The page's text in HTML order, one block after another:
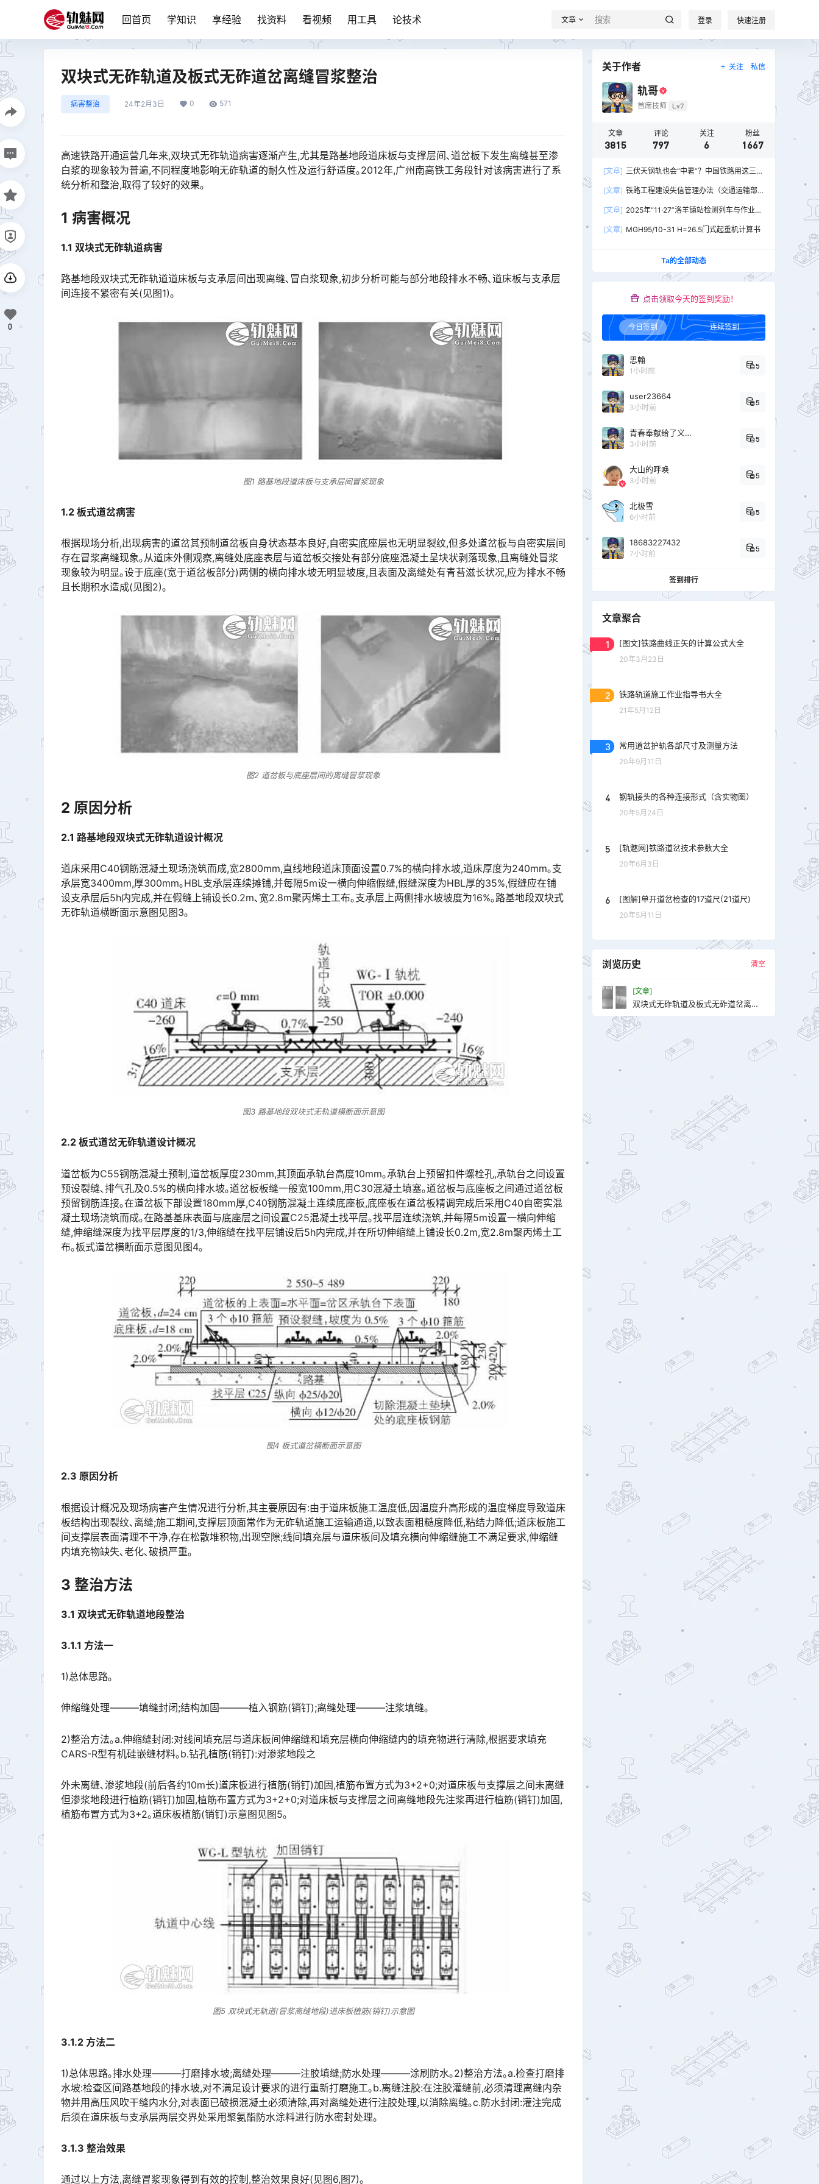
回首页 学知识 享经验 找资料 看视频 用工具 论技术 文章 登录 快速注册
双块式无砟轨道及板式无砟道岔离缝冒浆整治
病害整治 24年2月3日 0 571
高速铁路开通运营几年来,双块式无砟轨道病害逐渐产生,尤其是路基地段道床板与支撑层间､道岔板下发生离缝甚至渗
白浆的现象较为普遍,不同程度地影响无砟轨道的耐久性及运行舒适度｡2012年,广州南高铁工务段针对该病害进行了系
统分析和整治,取得了较好的效果｡󠅅󠅃󠄵󠅂󠄪󠇖󠆨󠆨󠇕󠆞󠆒󠅬󠇘󠆭󠆘󠇙󠆝󠅵󠇗󠆭󠆁󠄐󠇗󠅹󠅸󠇖󠆍󠅳󠇖󠅹󠅰󠇖󠆌󠅹
1 病害概况
1.1 双块式无砟轨道病害
路基地段双块式无砟轨道道床板与支承层间出现离缝､冒白浆现象,初步分析可能与部分地段排水不畅､道床板与支承层
间连接不紧密有关(见图1)｡
图1 路基地段道床板与支承层间冒浆现象
1.2 板式道岔病害
根据现场分析,出现病害的道岔其预制道岔板自身状态基本良好,自密实底座层也无明显裂纹,但多处道岔板与自密实层间
存在冒浆离缝现象｡从道床外侧观察,离缝处底座表层与道岔板交接处有部分底座混凝土呈块状剥落现象,且离缝处冒浆
现象较为明显｡设于底座(宽于道岔板部分)两侧的横向排水坡无明显坡度,且表面及离缝处有青苔滋长状况,应为排水不畅
且长期积水造成(见图2)｡󠅅󠅃󠄵󠅂󠄪󠇖󠆨󠆨󠇕󠆞󠆒󠅬󠇘󠆭󠆘󠇙󠆝󠅵󠇗󠆭󠆁󠄐󠇗󠅹󠅸󠇖󠆍󠅳󠇖󠅹󠅰󠇖󠆌󠅹
图2 道岔板与底座层间的离缝冒浆现象
2 原因分析
2.1 路基地段双块式无砟轨道设计概况
道床采用C40钢筋混凝土现场浇筑而成,宽2800mm,直线地段道床顶面设置0.7%的横向排水坡,道床厚度为240mm｡支
承层宽3400mm,厚300mm｡HBL支承层连续摊铺,并每隔5m设一横向伸缩假缝,假缝深度为HBL厚的35%,假缝应在铺
设支承层后5h内完成,并在假缝上铺设长0.2m､宽2.8m聚丙烯土工布｡支承层上两侧排水坡坡度为16%｡路基地段双块式
无砟轨道横断面示意图见图3｡󠅅󠅃󠄵󠅂󠄪󠇖󠆨󠆨󠇕󠆞󠆒󠅬󠇘󠆭󠆘󠇙󠆝󠅵󠇗󠆭󠆁󠄐󠇗󠅹󠅸󠇖󠆍󠅳󠇖󠅹󠅰󠇖󠆌󠅹
图3 路基地段双块式无轨道横断面示意图
2.2 板式道岔无砟轨道设计概况
道岔板为C55钢筋混凝土预制,道岔板厚度230mm,其顶面承轨台高度10mm｡承轨台上预留扣件螺栓孔,承轨台之间设置
预设裂缝､排气孔及0.5%的横向排水坡｡道岔板板缝一般宽100mm,用C30混凝土填塞｡道岔板与底座板之间通过道岔板
预留钢筋连接｡在道岔板下部设置180mm厚,C40钢筋混凝土连续底座板,底座板在道岔板精调完成后采用C40自密实混
凝土现场浇筑而成｡在路基基床表面与底座层之间设置C25混凝土找平层｡找平层连续浇筑,并每隔5m设置一横向伸缩
缝,伸缩缝深度为找平层厚度的1/3,伸缩缝在找平层铺设后5h内完成,并在所切伸缩缝上铺设长0.2m,宽2.8m聚丙烯土工
布｡板式道岔横断面示意图见图4｡󠅅󠅃󠄵󠅂󠄪󠇖󠆨󠆨󠇕󠆞󠆒󠅬󠇘󠆭󠆘󠇙󠆝󠅵󠇗󠆭󠆁󠄐󠇗󠅹󠅸󠇖󠆍󠅳󠇖󠅹󠅰󠇖󠆌󠅹
图4 板式道岔横断面示意图
2.3 原因分析
根据设计概况及现场病害产生情况进行分析,其主要原因有:由于道床板施工温度低,因温度升高形成的温度梯度导致道床
板结构出现裂纹､离缝;施工期间,支撑层顶面常作为无砟轨道施工运输通道,以致表面粗糙度降低,粘结力降低;道床板施工
间支撑层表面清理不干净,存在松散堆积物,出现空隙;线间填充层与道床板间及填充横向伸缩缝施工不满足要求,伸缩缝
内填充物缺失､老化､破损严重｡󠅅󠅃󠄵󠅂󠄪󠇖󠆨󠆨󠇕󠆞󠆒󠅬󠇘󠆭󠆘󠇙󠆝󠅵󠇗󠆭󠆁󠄐󠇗󠅹󠅸󠇖󠆍󠅳󠇖󠅹󠅰󠇖󠆌󠅹
3 整治方法
3.1 双块式无砟轨道地段整治
3.1.1 方法一
1)总体思路｡
伸缩缝处理———填缝封闭;结构加固———植入钢筋(销钉);离缝处理———注浆填缝｡
2)整治方法｡a.伸缩缝封闭:对线间填充层与道床板间伸缩缝和填充层横向伸缩缝内的填充物进行清除,根据要求填充
CARS-R型有机硅嵌缝材料｡b.钻孔植筋(销钉):对渗浆地段之󠅅󠅃󠄵󠅂󠄪󠇖󠆨󠆨󠇕󠆞󠆒󠅬󠇘󠆭󠆘󠇙󠆝󠅵󠇗󠆭󠆁󠄐󠇗󠅹󠅸󠇖󠆍󠅳󠇖󠅹󠅰󠇖󠆌󠅹
外未离缝､渗浆地段(前后各约10m长)道床板进行植筋(销钉)加固,植筋布置方式为3+2+0;对道床板与支撑层之间未离缝
但渗浆地段进行植筋(销钉)加固,植筋布置方式为3+2+0;对道床板与支撑层之间离缝地段先注浆再进行植筋(销钉)加固,
植筋布置方式为3+2｡道床板植筋(销钉)示意图见图5｡󠅅󠅃󠄵󠅂󠄪󠇖󠆨󠆨󠇕󠆞󠆒󠅬󠇘󠆭󠆘󠇙󠆝󠅵󠇗󠆭󠆁󠄐󠇗󠅹󠅸󠇖󠆍󠅳󠇖󠅹󠅰󠇖󠆌󠅹
图5 双块式无轨道(冒浆离缝地段)道床板植筋(销钉)示意图
3.1.2 方法二
1)总体思路｡排水处理———打磨排水坡;离缝处理———注胶填缝;防水处理———涂刷防水｡2)整治方法｡a.检查打磨排
水坡:检查区间路基地段的排水坡,对不满足设计要求的进行重新打磨施工｡b.离缝注胶:在注胶灌缝前,必须清理离缝内杂
物并用高压风吹干缝内水分,对表面已破损混凝土必须清除,再对离缝处进行注胶处理,以消除离缝｡c.防水封闭:灌注完成
后须在道床板与支承层两层交界处采用聚氨酯防水涂料进行防水密封处理｡󠅅󠅃󠄵󠅂󠄪󠇖󠆨󠆨󠇕󠆞󠆒󠅬󠇘󠆭󠆘󠇙󠆝󠅵󠇗󠆭󠆁󠄐󠇗󠅹󠅸󠇖󠆍󠅳󠇖󠅹󠅰󠇖󠆌󠅹
3.1.3 整治效果
通过以上方法,离缝冒浆现象得到有效的控制,整治效果良好(见图6,图7)｡
0
关于作者 关注 私信
轨哥
首席技师 Lv7
文章
3815
评论
797
关注
6
粉丝
1667
[文章] 三伏天钢轨也会“中暑”？中国铁路用这三招
[文章] 铁路工程建设失信管理办法（交通运输部
[文章] 2025年“11·27”洛羊镇站检测列车与作业人
[文章] MGH95/10-31 H=26.5门式起重机计算书
Ta的全部动态
点击领取今天的签到奖励！
今日签到 连续签到
思翰
1小时前
5
user23664
3小时前
5
青春奉献给了义务教育
3小时前
5
大山的呼唤
3小时前
5
北极雪
6小时前
5
18683227432
7小时前
5
签到排行
文章聚合
1 [图文]铁路曲线正矢的计算公式大全
20年3月23日
2 铁路轨道施工作业指导书大全
21年5月12日
3 常用道岔护轨各部尺寸及测量方法
20年9月11日
4 钢轨接头的各种连接形式（含实物图）
20年5月24日
5 [轨魅网]铁路道岔技术参数大全
20年6月3日
6 [图解]单开道岔检查的17道尺(21道尺)
20年5月11日
浏览历史 清空
[文章]
双块式无砟轨道及板式无砟道岔离缝
冒浆整治